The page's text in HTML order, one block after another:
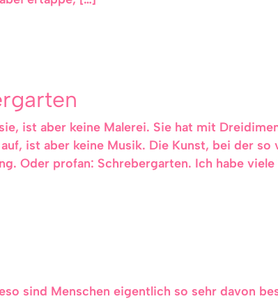
ist aber keine Malerei. Sie hat mit
ist aber keine Musik. Die Kunst, bei der so
Oder profan: Schrebergarten. Ich habe
sind Menschen eigentlich so sehr davon